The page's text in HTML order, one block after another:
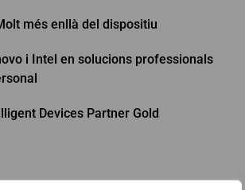
més enllà del dispositiu
i Intel en solucions professionals
Devices Partner Gold